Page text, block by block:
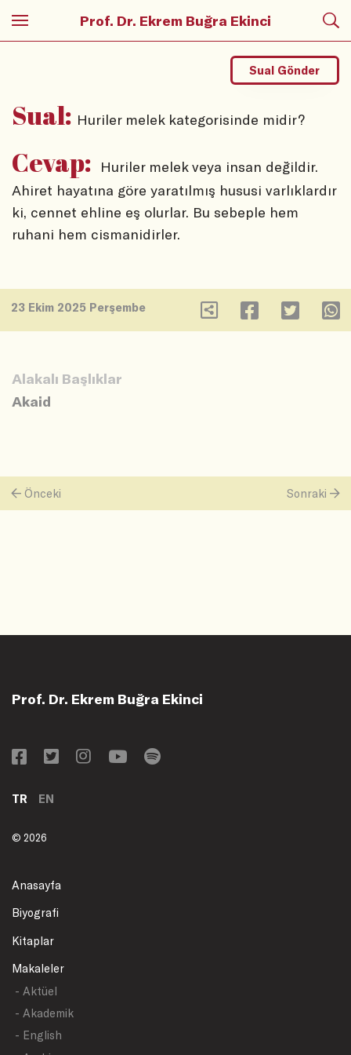
Prof. Dr. Ekrem Buğra Ekinci
Sual: Huriler melek kategorisinde midir?
Sual Gönder
Cevap:
Huriler melek veya insan değildir.
Ahiret hayatına göre yaratılmış hususi varlıklardır
ki, cennet ehline eş olurlar. Bu sebeple hem
ruhani hem cismanidirler.
23 Ekim 2025 Perşembe
Alakalı Başlıklar
Akaid
Önceki Sonraki
Prof. Dr. Ekrem Buğra Ekinci
TR EN
© 2026
Anasayfa
Biyografi
Kitaplar
Makaleler
- Aktüel
- Akademik
- English